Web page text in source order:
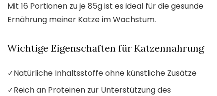
Mit 16 Portionen zu je 85g ist es ideal für die gesunde
Ernährung meiner Katze im Wachstum.
Wichtige Eigenschaften für Katzennahrung
✓Natürliche Inhaltsstoffe ohne künstliche Zusätze
✓Reich an Proteinen zur Unterstützung des